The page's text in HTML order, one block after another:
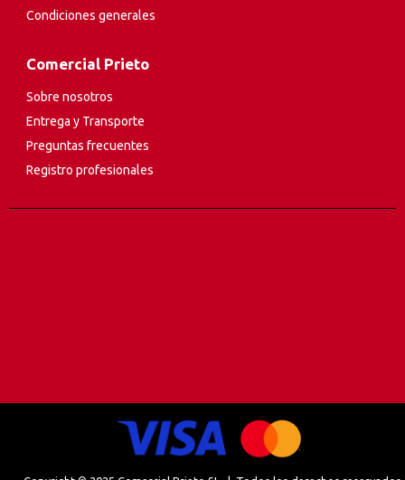
Condiciones generales
Comercial Prieto
Sobre nosotros
Entrega y Transporte
Preguntas frecuentes
Registro profesionales